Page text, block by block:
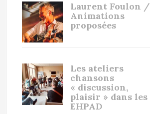
Laurent Foulon /
Animations
proposées
Les ateliers
chansons
« discussion,
plaisir » dans les
EHPAD